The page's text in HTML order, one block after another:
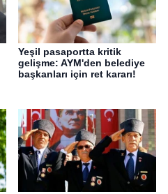
Yeşil pasaportta kritik
gelişme: AYM'den belediye
başkanları için ret kararı!